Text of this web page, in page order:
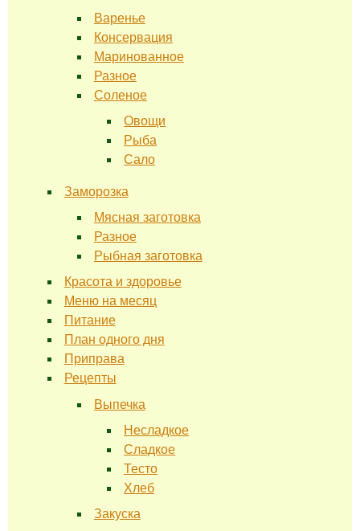
Варенье
Консервация
Маринованное
Разное
Соленое
Овощи
Рыба
Сало
Заморозка
Мясная заготовка
Разное
Рыбная заготовка
Красота и здоровье
Меню на месяц
Питание
План одного дня
Приправа
Рецепты
Выпечка
Несладкое
Сладкое
Тесто
Хлеб
Закуска